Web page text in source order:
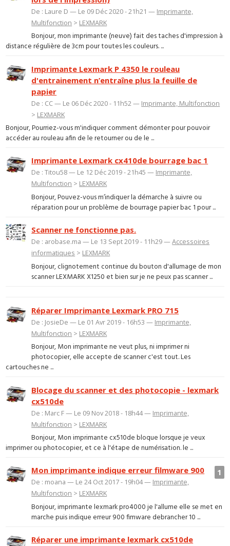
De : Laure D — Le 09 Déc 2020 - 21h21 — Imprimante,
Multifonction > LEXMARK
Bonjour, mon imprimante (neuve) fait des taches d'impression à
distance régulière de 3cm pour toutes les couleurs. ...
Imprimante Lexmark P 4350 le rouleau
d'entrainement n’entraîne plus la feuille de
papier
De : CC — Le 06 Déc 2020 - 11h52 — Imprimante, Multifonction
> LEXMARK
Bonjour, Pourriez-vous m'indiquer comment démonter pour pouvoir
accéder au rouleau afin de le retourner ou de le ...
Imprimante Lexmark cx410de bourrage bac 1
De : Titou58 — Le 12 Déc 2019 - 21h45 — Imprimante,
Multifonction > LEXMARK
Bonjour, Pouvez-vous m’indiquer la démarche à suivre ou
réparation pour un problème de bourrage papier bac 1 pour ...
Scanner ne fonctionne pas.
De : arobase.ma — Le 13 Sept 2019 - 11h29 —Accessoires
informatiques > LEXMARK
Bonjour, clignotement continue du bouton d'allumage de mon
scanner LEXMARK X1250 et bien sur je ne peux pas scanner ...
Réparer Imprimante Lexmark PRO 715
De : JosieDe — Le 01 Avr 2019 - 16h53 — Imprimante,
Multifonction > LEXMARK
Bonjour, Mon imprimante ne veut plus, ni imprimer ni
photocopier, elle accepte de scanner c'est tout. Les
cartouches ne ...
Blocage du scanner et des photocopie - lexmark
cx510de
De : Marc F — Le 09 Nov 2018 - 18h44 — Imprimante,
Multifonction > LEXMARK
Bonjour, Mon imprimante cx510de bloque lorsque je veux
imprimer ou photocopier, et ce à l'étape de numérisation. le ...
1
Mon imprimante indique erreur filmware 900
De : moana — Le 24 Oct 2017 - 19h04 — Imprimante,
Multifonction > LEXMARK
Bonjour, imprimante lexmark pro4000 je l'allume elle se met en
marche puis indique erreur 900 fimware debrancher 10 ...
Réparer une imprimante lexmark cx510de